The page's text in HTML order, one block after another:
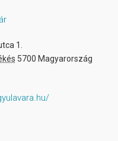
1.
5700 Magyarország